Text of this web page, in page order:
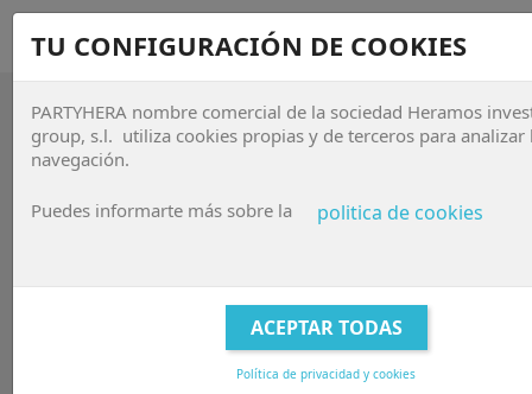

FAROLES Y FAROLILLOS
Faroles y Farolillos
 FILTRAR
Mostrando 1-29 de 29 artículo(s)
TU CONFIGURACIÓN DE COOKIES
PARTYHERA nombre comercial de la sociedad Heramos
group, s.l. utiliza cookies propias y de terceros para analizar
navegación.
Puedes informarte más sobre la politica de cookies
Política de privacidad y cookies